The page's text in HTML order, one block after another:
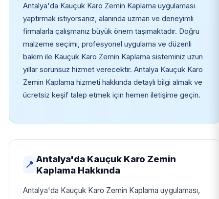
Antalya'da Kauçuk Karo Zemin Kaplama uygulaması
yaptırmak istiyorsanız, alanında uzman ve deneyimli
firmalarla çalışmanız büyük önem taşımaktadır. Doğru
malzeme seçimi, profesyonel uygulama ve düzenli
bakım ile Kauçuk Karo Zemin Kaplama sisteminiz uzun
yıllar sorunsuz hizmet verecektir. Antalya Kauçuk Karo
Zemin Kaplama hizmeti hakkında detaylı bilgi almak ve
ücretsiz keşif talep etmek için hemen iletişime geçin.
📍
Antalya'da Kauçuk Karo Zemin
Kaplama Hakkında
Antalya'da Kauçuk Karo Zemin Kaplama uygulaması,